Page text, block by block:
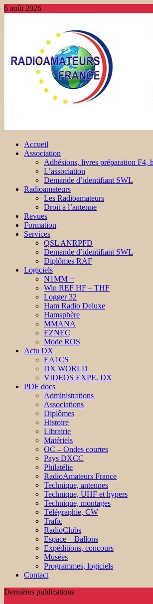
6 août 2026
Accueil
Association
Adhésions, livres préparation F4,
L’association
Demande d’identifiant SWL
Radioamateurs
Les Radioamateurs
Droit à l’antenne
Revues
Formation
Services
QSL ANRPFD
Demande d’identifiant SWL
Diplômes RAF
Logiciels
N1MM +
Win REF HF – THF
Logger 32
Ham Radio Deluxe
Hamsphère
MMANA
EZNEC
Mode ROS
Actu DX
EA1CS
DX WORLD
VIDEOS EXPE. DX
PDF docs
Administrations
Associations
Diplômes
Histoire
Librairie
Matériels
OC – Ondes courtes
Pays DXCC
Philatélie
RadioAmateurs France
Technique, antennes
Technique, UHF et hypers
Technique, montages
Télégraphie, CW
Trafic
RadioClubs
Espace – Ballons
Expéditions, concours
Musées
Programmes, logiciels
Contact
Dernières publications